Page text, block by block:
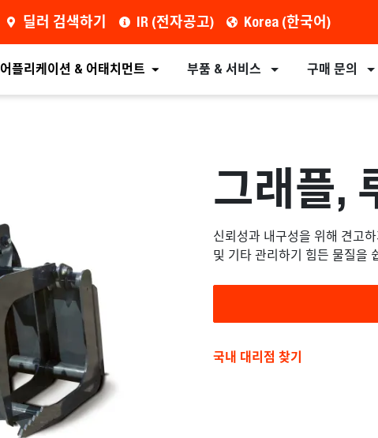
딜러 검색하기 IR (전자공고) Korea (한국어)
어플리케이션 & 어태치먼트 부품 & 서비스 구매 문의
그래플,
신뢰성과 내구성을 위해 견고
및 기타 관리하기 힘든 물질을
국내 대리점 찾기
견적 요청 딜러 찾기 장비 어태치먼트